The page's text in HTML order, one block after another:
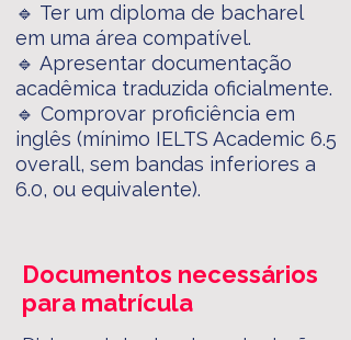
🔹 Ter um diploma de bacharel
em uma área compatível.
🔹 Apresentar documentação
acadêmica traduzida oficialmente.
🔹 Comprovar proficiência em
inglês (mínimo IELTS Academic 6.5
overall, sem bandas inferiores a
6.0, ou equivalente).
Documentos necessários
para matrícula